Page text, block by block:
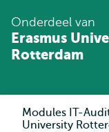
Open
navigatie
Modules IT-
University
Onderdeel van
Erasmus
Rotterdam